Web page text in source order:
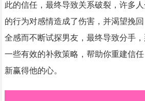
此的信任，最终导致关系破裂，许多
的行为对感情造成了伤害，并渴望挽
全感而不断试探男友，最终导致分手
一些有效的补救策略，帮助你重建信
新赢得他的心。